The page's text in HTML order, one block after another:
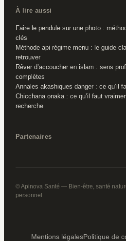
À lire aussi
Faire le pendule sur une photo :
clés
Méthode api régime menu : le guide
retrouver
Rêver d’accoucher en islam : sens
complètes
Annales akashiques danger : ce qu’il
Chicchana onaka : ce qu’il faut
recherche
Partenaires
© Apinova Santé — Bien-être, santé
personnel
Mentions légalesPolitique de